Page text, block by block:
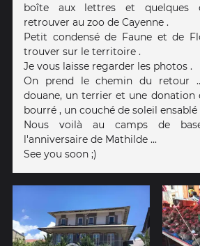
boîte aux lettres et quelques
retrouver au zoo de Cayenne .
Petit condensé de Faune et de
trouver sur le territoire .
Je vous laisse regarder les photos .
On prend le chemin du retour
douane, un terrier et une donation
bourré , un couché de soleil ensablé
Nous voilà au camps de
l'anniversaire de Mathilde ...
See you soon ;)